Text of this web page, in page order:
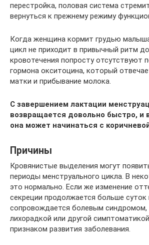
перестройка, половая система
вернуться к прежнему режиму
Когда женщина кормит грудью
цикл не приходит в привычный ритм
кровотечения попросту отсутствуют
гормона окситоцина, который
матки и прибывание молока.
С завершением лактации
возвращается довольно быстро, и
она может начинаться с
Причины
Кровянистые выделения могут
периоды менструального цикла. В
это нормально. Если же изменение
секреции продолжается больше суток
сопровождается болевым синдромом,
лихорадкой или другой
признаком развития заболевания.